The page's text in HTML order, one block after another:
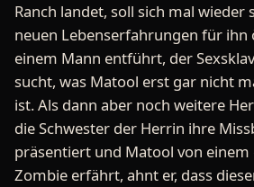
Ranch landet, soll sich mal wieder
neuen Lebenserfahrungen für ihn
einem Mann entführt, der
sucht, was Matool erst gar nicht
ist. Als dann aber noch weitere
die Schwester der Herrin ihre
präsentiert und Matool von einem
Zombie erfährt, ahnt er, dass